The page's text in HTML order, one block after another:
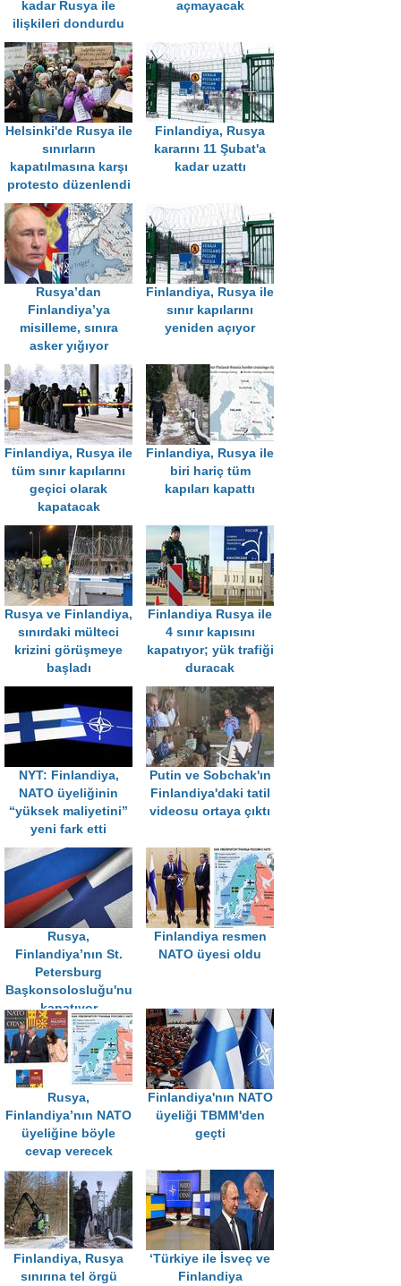
kadar Rusya ile
ilişkileri dondurdu
açmayacak
Helsinki'de Rusya ile
sınırların
kapatılmasına karşı
protesto düzenlendi
Finlandiya, Rusya
kararını 11 Şubat'a
kadar uzattı
Rusya’dan
Finlandiya’ya
misilleme, sınıra
asker yığıyor
Finlandiya, Rusya ile
sınır kapılarını
yeniden açıyor
Finlandiya, Rusya ile
tüm sınır kapılarını
geçici olarak
kapatacak
Finlandiya, Rusya ile
biri hariç tüm
kapıları kapattı
Rusya ve Finlandiya,
sınırdaki mülteci
krizini görüşmeye
başladı
Finlandiya Rusya ile
4 sınır kapısını
kapatıyor; yük trafiği
duracak
NYT: Finlandiya,
NATO üyeliğinin
“yüksek maliyetini”
yeni fark etti
Putin ve Sobchak'ın
Finlandiya'daki tatil
videosu ortaya çıktı
Rusya,
Finlandiya’nın St.
Petersburg
Başkonsolosluğu'nu
kapatıyor
Finlandiya resmen
NATO üyesi oldu
Rusya,
Finlandiya’nın NATO
üyeliğine böyle
cevap verecek
Finlandiya'nın NATO
üyeliği TBMM'den
geçti
Finlandiya, Rusya
sınırına tel örgü
‘Türkiye ile İsveç ve
Finlandiya